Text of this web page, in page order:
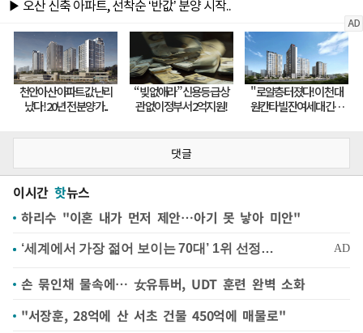
댓글
이시간 핫뉴스
하리수 "이혼 내가 먼저 제안…아기 못 낳아 미안"
손 묶인채 물속에… 女유튜버, UDT 훈련 완벽 소화
"서장훈, 28억에 산 서초 건물 450억에 매물로"